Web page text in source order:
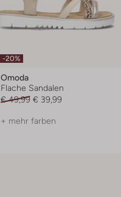
-20%
Omoda
Flache Sandalen
€ 49,99 € 39,99
+ mehr farben